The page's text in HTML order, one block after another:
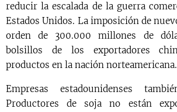
reducir la escalada de la guerra
Estados Unidos. La imposición de
orden de 300.000 millones de
bolsillos de los exportadores
productos en la nación norteamericana.
Empresas estadounidenses
Productores de soja no están